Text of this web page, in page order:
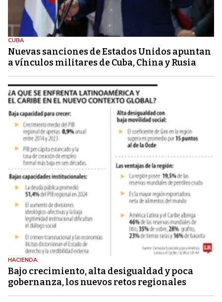
CUBA
Nuevas sanciones de Estados Unidos apuntan
a vínculos militares de Cuba, China y Rusia
HACIENDA
Bajo crecimiento, alta desigualdad y poca
gobernanza, los nuevos retos regionales